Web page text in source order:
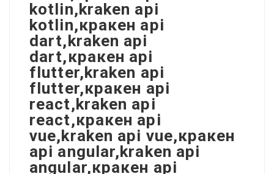
kotlin,kraken api
kotlin,кракен api
dart,kraken api
dart,кракен api
flutter,kraken api
flutter,кракен api
react,kraken api
react,кракен api
vue,kraken api vue,кракен
api angular,kraken api
angular,кракен api